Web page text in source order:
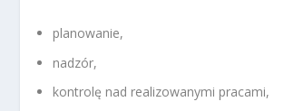
planowanie,
nadzór,
kontrolę nad realizowanymi pracami,